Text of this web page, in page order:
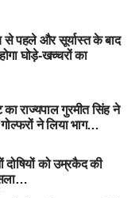
से पहले और सूर्यास्त के बाद
घोड़े-खच्चरों का
का राज्यपाल गुरमीत सिंह ने
ने लिया भाग…
दोषियों को उम्रकैद की